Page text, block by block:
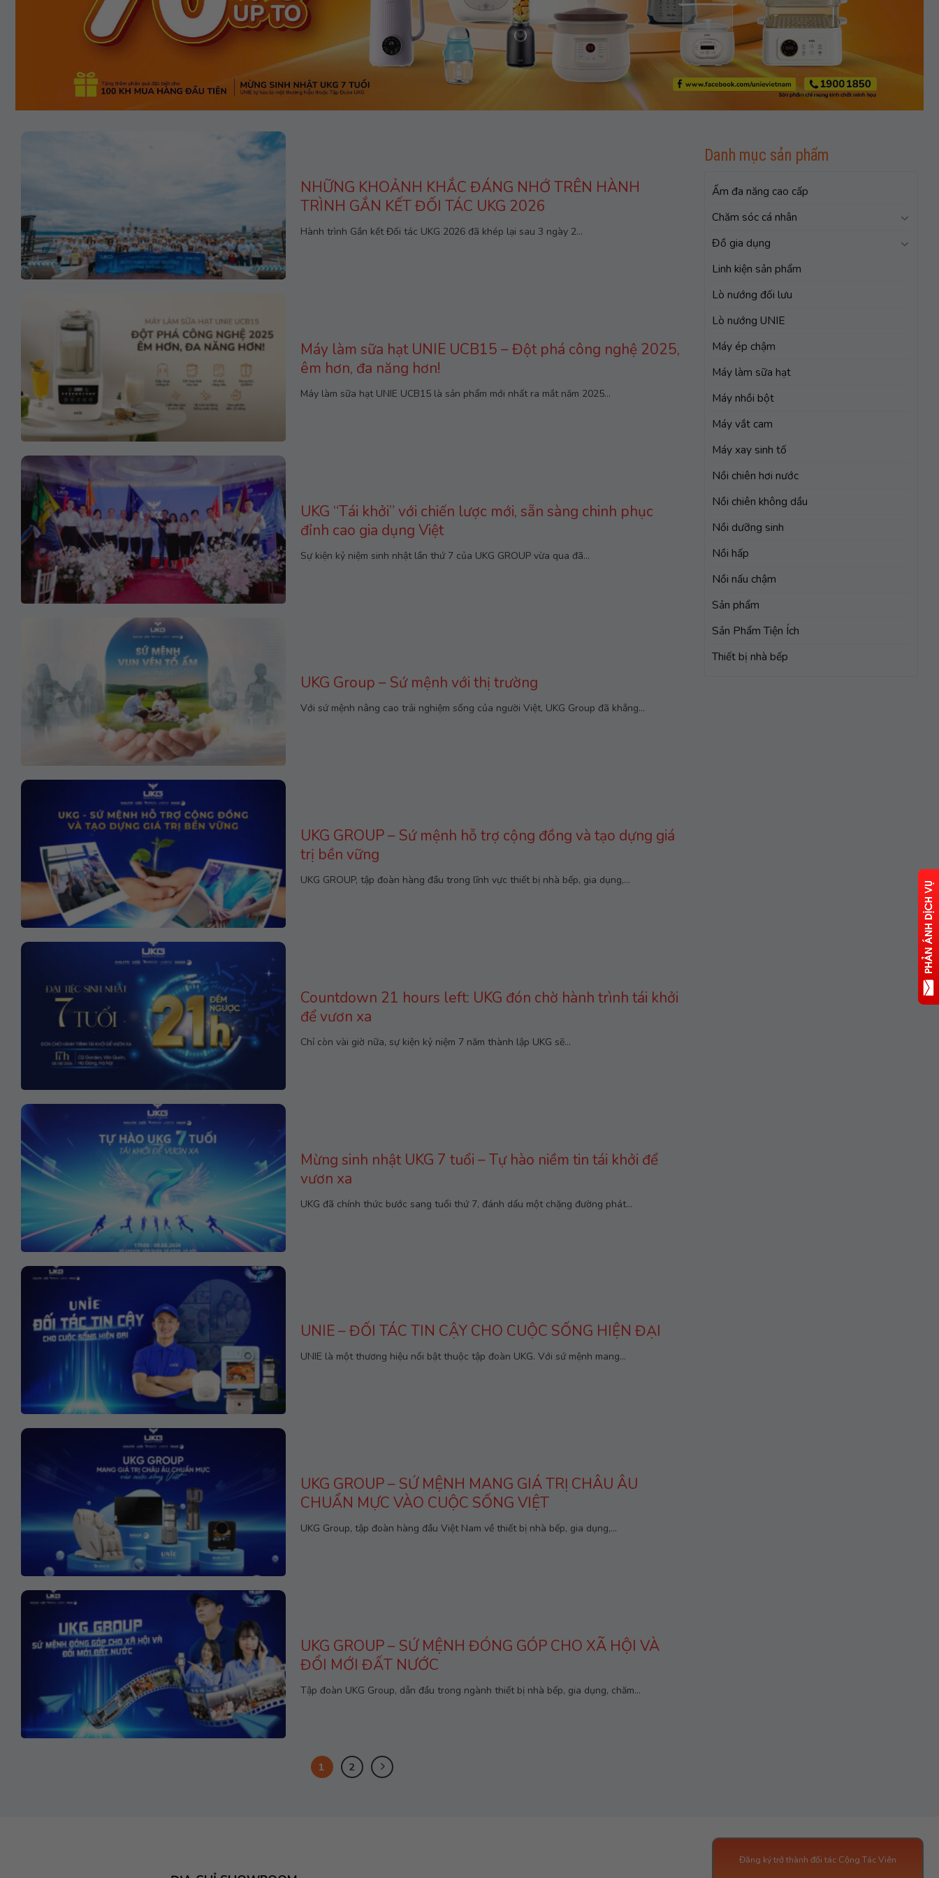
NHỮNG KHOẢNH KHẮC ĐÁNG NHỚ TRÊN HÀNH
TRÌNH GẮN KẾT ĐỐI TÁC UKG 2026
Hành trình Gắn kết Đối tác UKG 2026 đã khép lại sau 3 ngày 2...
Máy làm sữa hạt UNIE UCB15 – Đột phá công nghệ 2025,
êm hơn, đa năng hơn!
Máy làm sữa hạt UNIE UCB15 là sản phẩm mới nhất ra mắt năm 2025...
UKG “Tái khởi” với chiến lược mới, sẵn sàng chinh phục
đỉnh cao gia dụng Việt
Sự kiện kỷ niệm sinh nhật lần thứ 7 của UKG GROUP vừa qua đã...
UKG Group – Sứ mệnh với thị trường
Với sứ mệnh nâng cao trải nghiệm sống của người Việt, UKG Group đã khẳng...
UKG GROUP – Sứ mệnh hỗ trợ cộng đồng và tạo dựng giá
trị bền vững
UKG GROUP, tập đoàn hàng đầu trong lĩnh vực thiết bị nhà bếp, gia dụng,...
Countdown 21 hours left: UKG đón chờ hành trình tái khởi
để vươn xa
Chỉ còn vài giờ nữa, sự kiện kỷ niệm 7 năm thành lập UKG sẽ...
Mừng sinh nhật UKG 7 tuổi – Tự hào niềm tin tái khởi để
vươn xa
UKG đã chính thức bước sang tuổi thứ 7, đánh dấu một chặng đường phát...
UNIE – ĐỐI TÁC TIN CẬY CHO CUỘC SỐNG HIỆN ĐẠI
UNIE là một thương hiệu nổi bật thuộc tập đoàn UKG. Với sứ mệnh mang...
UKG GROUP – SỨ MỆNH MANG GIÁ TRỊ CHÂU ÂU
CHUẨN MỰC VÀO CUỘC SỐNG VIỆT
UKG Group, tập đoàn hàng đầu Việt Nam về thiết bị nhà bếp, gia dụng,...
UKG GROUP – SỨ MỆNH ĐÓNG GÓP CHO XÃ HỘI VÀ
ĐỔI MỚI ĐẤT NƯỚC
Tập đoàn UKG Group, dẫn đầu trong ngành thiết bị nhà bếp, gia dụng, chăm...
1 2
Danh mục sản phẩm
Ấm đa năng cao cấp
Chăm sóc cá nhân
Đồ gia dụng
Linh kiện sản phẩm
Lò nướng đối lưu
Lò nướng UNIE
Máy ép chậm
Máy làm sữa hạt
Máy nhồi bột
Máy vắt cam
Máy xay sinh tố
Nồi chiên hơi nước
Nồi chiên không dầu
Nồi dưỡng sinh
Nồi hấp
Nồi nấu chậm
Sản phẩm
Sản Phẩm Tiện Ích
Thiết bị nhà bếp
Đăng ký trở thành đối tác Cộng Tác Viên